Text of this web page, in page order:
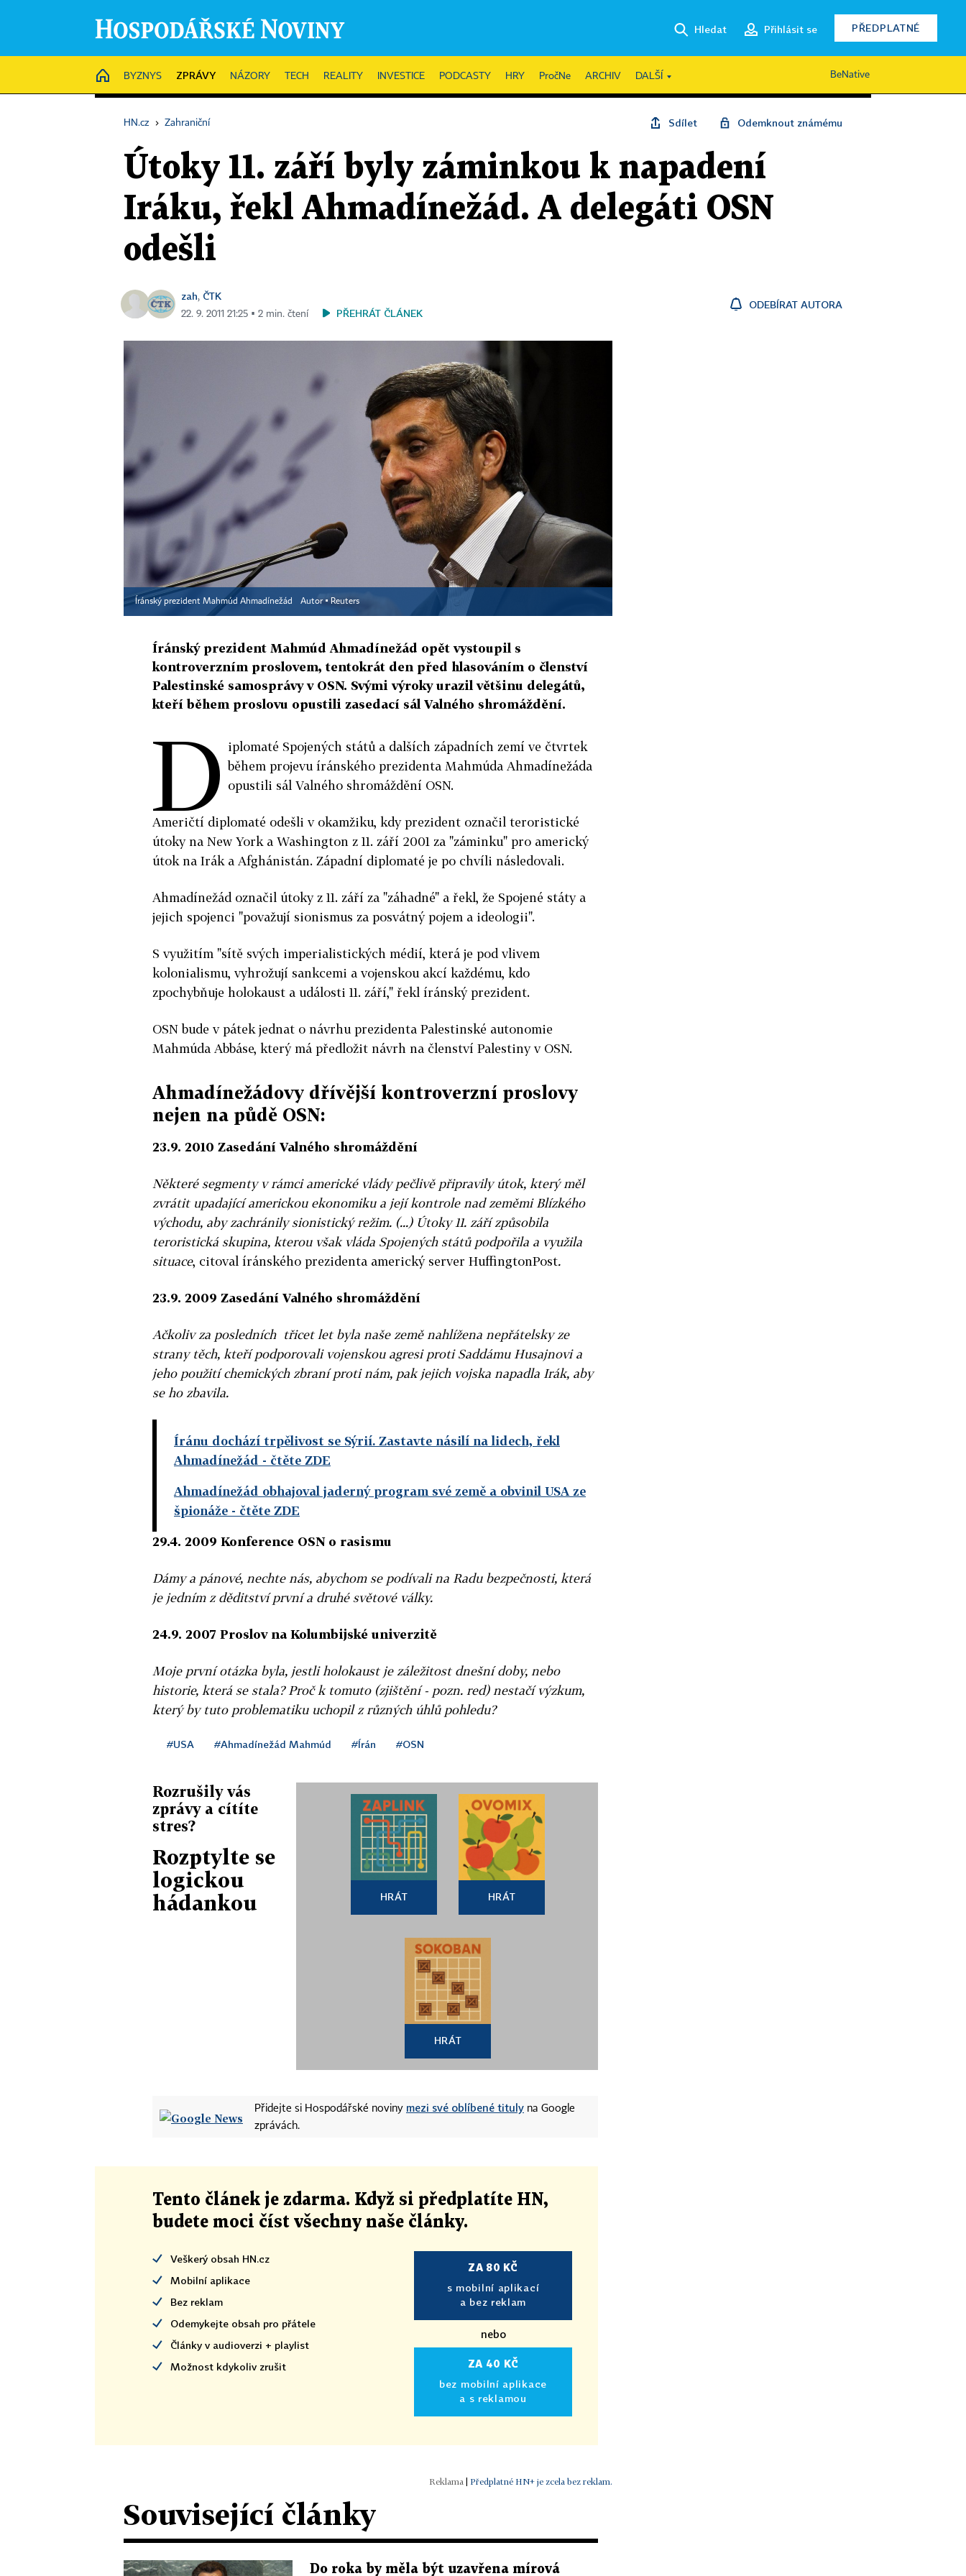
Hledat Přihlásit se PŘEDPLATNÉ
HOME
BYZNYS ZPRÁVY NÁZORY TECH REALITY INVESTICE PODCASTY HRY PročNe ARCHIV DALŠÍ BeNative
HN.cz › Zahraniční Sdílet Odemknout známému
Útoky 11. září byly záminkou k napadení
Iráku, řekl Ahmadínežád. A delegáti OSN
odešli
zah, ČTK
22. 9. 2011 21:25 ▪ 2 min. čtení PŘEHRÁT ČLÁNEK
ODEBÍRAT AUTORA
Íránský prezident Mahmúd Ahmadínežád Autor ▪ Reuters
Íránský prezident Mahmúd Ahmadínežád opět vystoupil s
kontroverzním proslovem, tentokrát den před hlasováním o členství
Palestinské samosprávy v OSN. Svými výroky urazil většinu delegátů,
kteří během proslovu opustili zasedací sál Valného shromáždění.
D iplomaté Spojených států a dalších západních zemí ve čtvrtek
během projevu íránského prezidenta Mahmúda Ahmadínežáda
opustili sál Valného shromáždění OSN.
Američtí diplomaté odešli v okamžiku, kdy prezident označil teroristické
útoky na New York a Washington z 11. září 2001 za "záminku" pro americký
útok na Irák a Afghánistán. Západní diplomaté je po chvíli následovali.
Ahmadínežád označil útoky z 11. září za "záhadné" a řekl, že Spojené státy a
jejich spojenci "považují sionismus za posvátný pojem a ideologii".
S využitím "sítě svých imperialistických médií, která je pod vlivem
kolonialismu, vyhrožují sankcemi a vojenskou akcí každému, kdo
zpochybňuje holokaust a události 11. září," řekl íránský prezident.
OSN bude v pátek jednat o návrhu prezidenta Palestinské autonomie
Mahmúda Abbáse, který má předložit návrh na členství Palestiny v OSN.
Ahmadínežádovy dřívější kontroverzní proslovy
nejen na půdě OSN:
23.9. 2010 Zasedání Valného shromáždění
Některé segmenty v rámci americké vlády pečlivě připravily útok, který měl
zvrátit upadající americkou ekonomiku a její kontrole nad zeměmi Blízkého
východu, aby zachránily sionistický režim. (...) Útoky 11. září způsobila
teroristická skupina, kterou však vláda Spojených států podpořila a využila
situace, citoval íránského prezidenta americký server HuffingtonPost.
23.9. 2009 Zasedání Valného shromáždění
Ačkoliv za posledních třicet let byla naše země nahlížena nepřátelsky ze
strany těch, kteří podporovali vojenskou agresi proti Saddámu Husajnovi a
jeho použití chemických zbraní proti nám, pak jejich vojska napadla Irák, aby
se ho zbavila.
Íránu dochází trpělivost se Sýrií. Zastavte násilí na lidech, řekl
Ahmadínežád - čtěte ZDE
Ahmadínežád obhajoval jaderný program své země a obvinil USA ze
špionáže - čtěte ZDE
29.4. 2009 Konference OSN o rasismu
Dámy a pánové, nechte nás, abychom se podívali na Radu bezpečnosti, která
je jedním z děditství první a druhé světové války.
24.9. 2007 Proslov na Kolumbijské univerzitě
Moje první otázka byla, jestli holokaust je záležitost dnešní doby, nebo
historie, která se stala? Proč k tomuto (zjištění - pozn. red) nestačí výzkum,
který by tuto problematiku uchopil z různých úhlů pohledu?
#USA #Ahmadínežád Mahmúd #Írán #OSN
Rozrušily vás
zprávy a cítíte
stres?
Rozptylte se
logickou
hádankou
HRÁT HRÁT
HRÁT
Přidejte si Hospodářské noviny mezi své oblíbené tituly na Google
zprávách.
Tento článek je zdarma. Když si předplatíte HN,
budete moci číst všechny naše články.
Veškerý obsah HN.cz
Mobilní aplikace
Bez reklam
Odemykejte obsah pro přátele
Články v audioverzi + playlist
Možnost kdykoliv zrušit
ZA 80 KČ
s mobilní aplikací
a bez reklam
nebo
ZA 40 KČ
bez mobilní aplikace
a s reklamou
| Předplatné HN+ je zcela bez reklam.
Související články
Do roka by měla být uzavřena mírová